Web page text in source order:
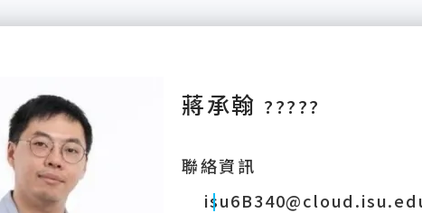
蔣承翰 ?????
聯絡資訊